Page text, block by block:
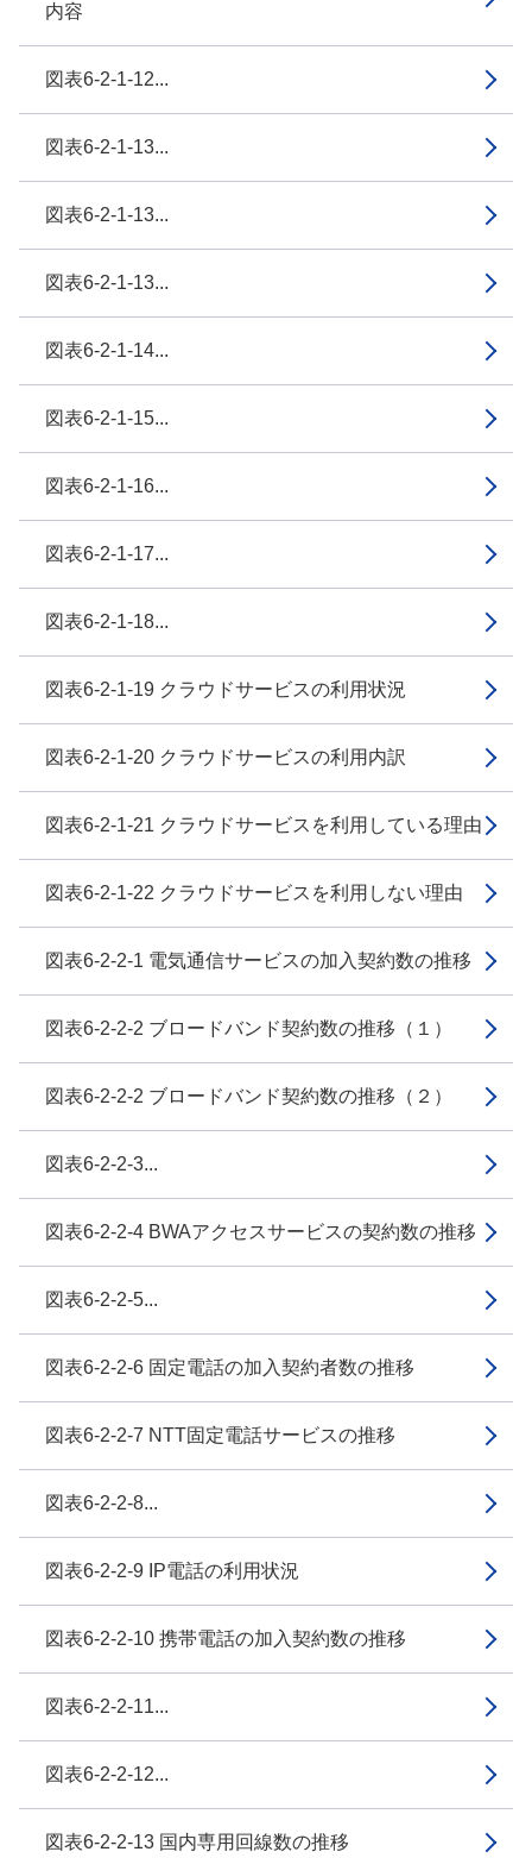
内容
図表6-2-1-12...
図表6-2-1-13...
図表6-2-1-13...
図表6-2-1-13...
図表6-2-1-14...
図表6-2-1-15...
図表6-2-1-16...
図表6-2-1-17...
図表6-2-1-18...
図表6-2-1-19 クラウドサービスの利用状況
図表6-2-1-20 クラウドサービスの利用内訳
図表6-2-1-21 クラウドサービスを利用している理由
図表6-2-1-22 クラウドサービスを利用しない理由
図表6-2-2-1 電気通信サービスの加入契約数の推移
図表6-2-2-2 ブロードバンド契約数の推移（１）
図表6-2-2-2 ブロードバンド契約数の推移（２）
図表6-2-2-3...
図表6-2-2-4 BWAアクセスサービスの契約数の推移
図表6-2-2-5...
図表6-2-2-6 固定電話の加入契約者数の推移
図表6-2-2-7 NTT固定電話サービスの推移
図表6-2-2-8...
図表6-2-2-9 IP電話の利用状況
図表6-2-2-10 携帯電話の加入契約数の推移
図表6-2-2-11...
図表6-2-2-12...
図表6-2-2-13 国内専用回線数の推移